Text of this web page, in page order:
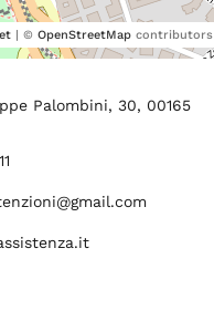
| © OpenStreetMapcontributors
Palombini, 30, 00165